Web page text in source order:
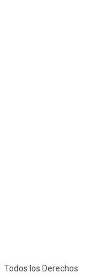
Todos los Derechos